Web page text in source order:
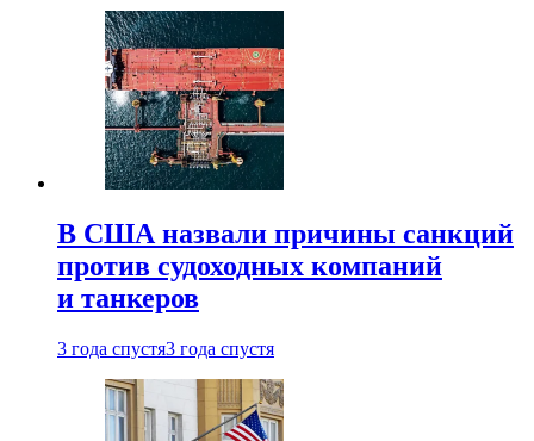
В США назвали причины санкций
против судоходных компаний
и танкеров
3 года спустя3 года спустя